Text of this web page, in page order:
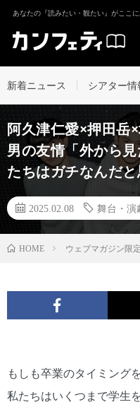
あなたの『読みたい・観たい』がここに
新着ニュース シアター情
阿久津仁愛×押田岳
男の友情「外から
たちはガチなんだ
2025.02.08 舞台・演
HOME ウェブマガジン限定
もしも卒業のタイミング
私たちはいくつまで学生